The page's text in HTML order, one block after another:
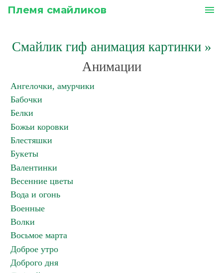
Племя смайликов menu
Смайлик гиф анимация картинки»
Анимации
Ангелочки, амурчики
Бабочки
Белки
Божьи коровки
Блестяшки
Букеты
Валентинки
Весенние цветы
Вода и огонь
Военные
Волки
Восьмое марта
Доброе утро
Доброго дня